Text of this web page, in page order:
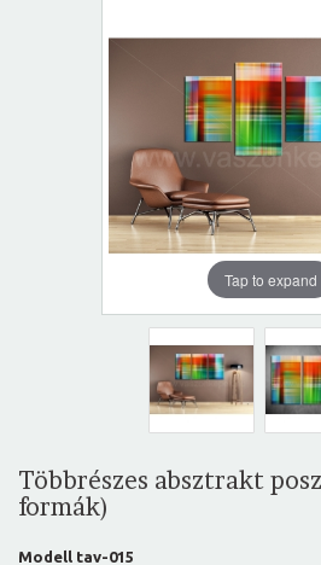
Tap to expand
Többrészes absztrakt
formák)
Modell tav-015